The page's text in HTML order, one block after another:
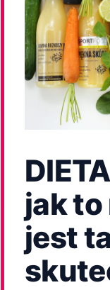
jak to
jest